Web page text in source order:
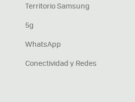
Territorio Samsung
5g
WhatsApp
Conectividad y Redes